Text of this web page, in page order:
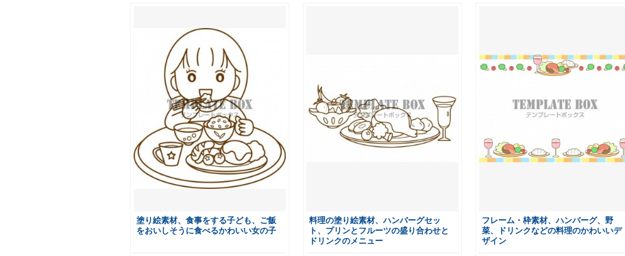
塗り絵素材、食事をする子ども、ご飯
をおいしそうに食べるかわいい女の子
料理の塗り絵素材、ハンバーグセッ
ト、プリンとフルーツの盛り合わせと
ドリンクのメニュー
フレーム・枠素材、ハンバーグ、野
菜、ドリンクなどの料理のかわいいデ
ザイン